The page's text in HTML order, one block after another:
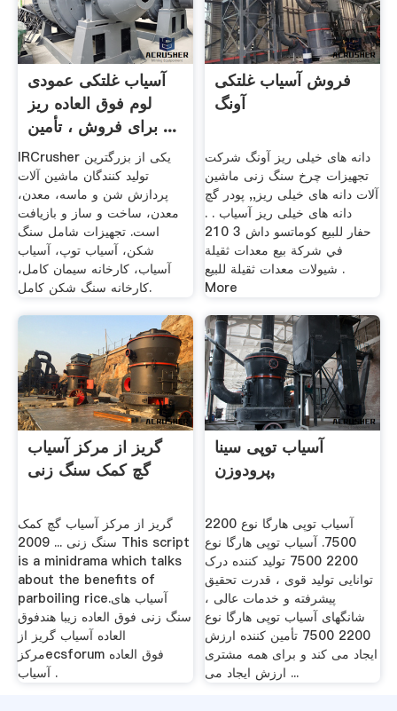
آسیاب غلتکی عمودی
لوم فوق العاده ریز
برای فروش ، تأمین ...
IRCrusher یکی از بزرگترین
تولید کنندگان ماشین آلات
پردازش شن و ماسه، معدن،
معدن، ساخت و ساز و بازیافت
است. تجهیزات شامل سنگ
شکن، آسیاب توپ، آسیاب
آسیاب، کارخانه سیمان کامل،
کارخانه سنگ شکن کامل.
فروش آسیاب غلتکی
آونگ
دانه های خیلی ریز آونگ شرکت
تجهیزات چرخ سنگ زنی ماشین
آلات دانه های خیلی ریز,, پودر گچ
دانه های خیلی ریز آسیاب . .
حفار للبيع كوماتسو داش 3 210
في شركة بيع معدات ثقيلة
شيولات معدات ثقيلة للبيع .
More
گریز از مرکز آسیاب
گچ کمک سنگ زنی
گریز از مرکز آسیاب گچ کمک
سنگ زنی ... 2009 This script
is a minidrama which talks
about the benefits of
parboiling rice.آسیاب های
سنگ زنی فوق العاده زیبا هندفوق
العاده آسیاب گریز از
مرکزecsforum فوق العاده
آسیاب .
آسیاب توپی سینا
پرودوزن,
آسیاب توپی هارگا نوع 2200
7500. آسیاب توپی هارگا نوع
2200 7500 تولید کننده درک
توانایی تولید قوی ، قدرت تحقیق
پیشرفته و خدمات عالی ،
شانگهای آسیاب توپی هارگا نوع
2200 7500 تأمین کننده ارزش
ایجاد می کند و برای همه مشتری
ارزش ایجاد می ...